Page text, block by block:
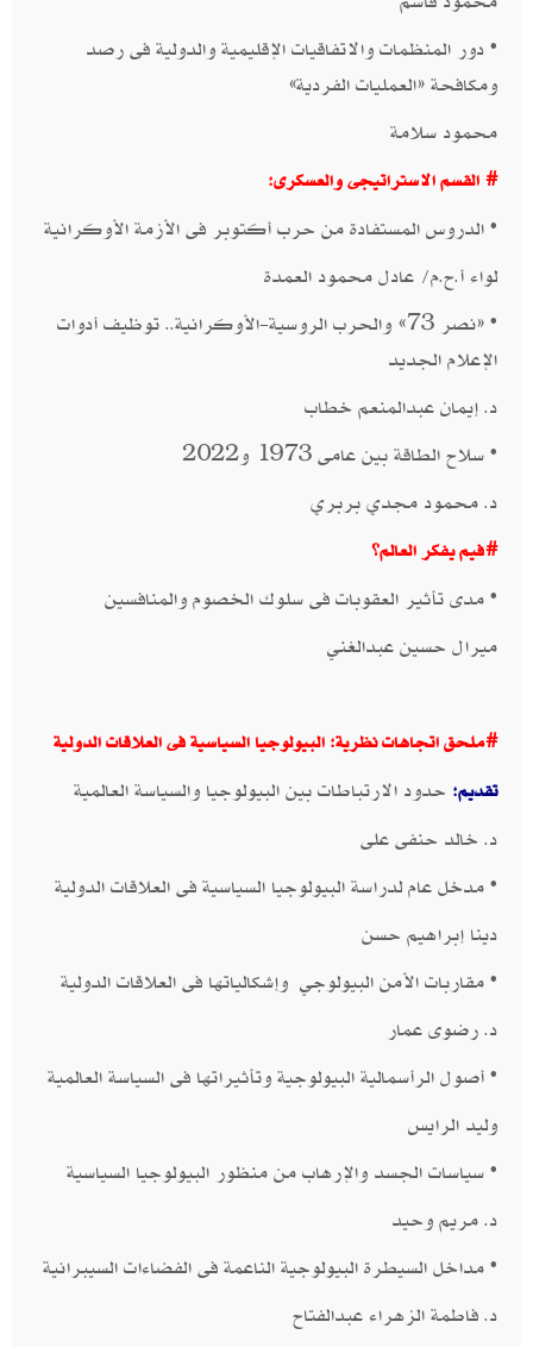
• دور المنظمات والاتفاقيات الإقليمية والدولية فى رصد
ومكافحة «العمليات الفردية»​
محمود سلامة​​
# القسم الاستراتيجى والعسكرى:
• الدروس المستفادة من حرب أكتوبر فى الأزمة الأوكرانية​
لواء أ.ح.م/ عادل محمود العمدة​​
• «نصر 73» والحرب الروسية-الأوكرانية.. توظيف أدوات
الإعلام الجديد​
د. إيمان عبدالمنعم خطاب
• سلاح الطاقة بين عامى 1973 و2022
​د. محمود مجدي بربري​​
#فيم يفكر العالم؟
• مدى تأثير العقوبات فى سلوك الخصوم والمنافسين​
ميرال حسين عبدالغني​​
#ملحق اتجاهات نظرية: البيولوجيا السياسية فى العلاقات الدولية
تقديم: حدود الارتباطات بين البيولوجيا والسياسة العالمية
​د. خالد حنفى على​​
• مدخل عام لدراسة البيولوجيا السياسية فى العلاقات الدولية​
دينا إبراهيم حسن
• مقاربات الأمن البيولوجي وإشكالياتها فى العلاقات الدولية​
د. رضوى عمار
• أصول الرأسمالية البيولوجية وتأثيراتها فى السياسة العالمية​
وليد الرايس
• سياسات الجسد والإرهاب من منظور البيولوجيا السياسية​
د. مريم وحيد
• مداخل السيطرة البيولوجية الناعمة فى الفضاءات السيبرانية
​د. فاطمة الزهراء عبدالفتاح